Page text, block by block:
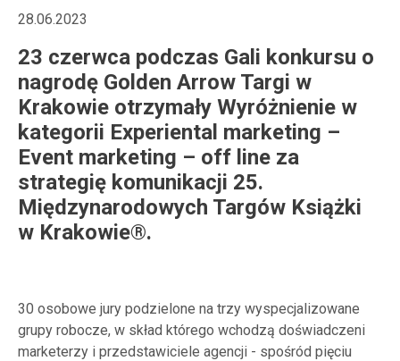
28.06.2023
23 czerwca podczas Gali konkursu o
nagrodę Golden Arrow Targi w
Krakowie otrzymały Wyróżnienie w
kategorii Experiental marketing –
Event marketing – off line za
strategię komunikacji 25.
Międzynarodowych Targów Książki
w Krakowie®.
30 osobowe jury podzielone na trzy wyspecjalizowane
grupy robocze, w skład którego wchodzą doświadczeni
marketerzy i przedstawiciele agencji - spośród pięciu